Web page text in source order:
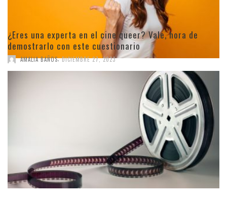
¿Eres una experta en el cine queer? Vale, hora de
demostrarlo con este cuestionario
AMALIA BAÑOS, DICIEMBRE 27, 2023